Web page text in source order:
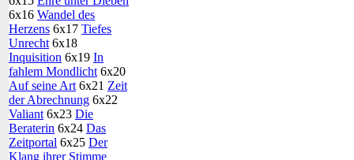
6x16 Wandel des
Herzens 6x17 Tiefes
Unrecht 6x18
Inquisition 6x19 In
fahlem Mondlicht 6x20
Auf seine Art 6x21 Zeit
der Abrechnung 6x22
Valiant 6x23 Die
Beraterin 6x24 Das
Zeitportal 6x25 Der
Klang ihrer Stimme